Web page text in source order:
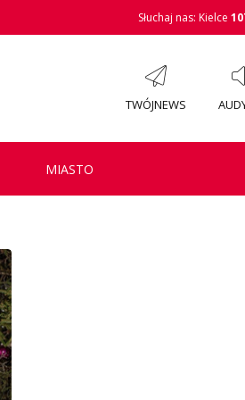
Słuchaj nas: Kielce
TWÓJNEWS
MIASTO